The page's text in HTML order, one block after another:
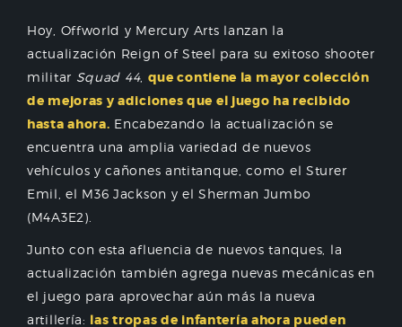
Hoy, Offworld y Mercury Arts lanzan la
actualización Reign of Steel para su exitoso shooter
militar Squad 44, que contiene la mayor colección
de mejoras y adiciones que el juego ha recibido
hasta ahora. Encabezando la actualización se
encuentra una amplia variedad de nuevos
vehículos y cañones antitanque, como el Sturer
Emil, el M36 Jackson y el Sherman Jumbo
(M4A3E2).
Junto con esta afluencia de nuevos tanques, la
actualización también agrega nuevas mecánicas en
el juego para aprovechar aún más la nueva
artillería: las tropas de infantería ahora pueden